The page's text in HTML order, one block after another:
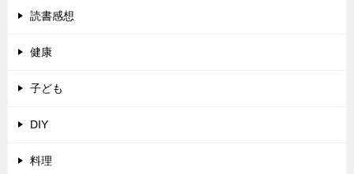
読書感想
健康
子ども
DIY
料理